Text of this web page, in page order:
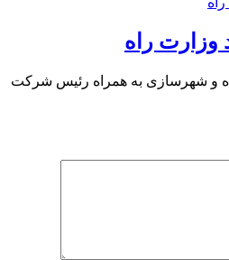
وزارت راه
و شهرسازی به همراه رئیس شرکت